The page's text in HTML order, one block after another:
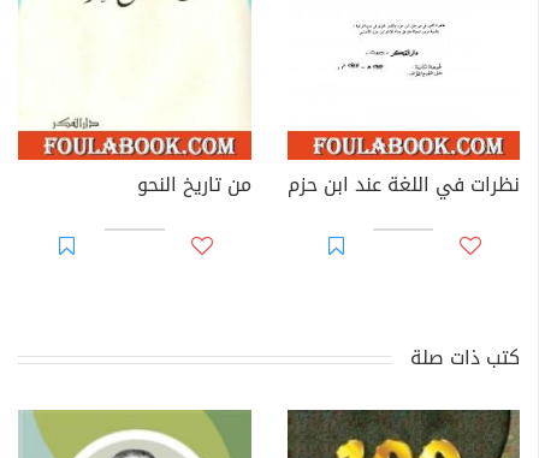
نظرات في اللغة عند ابن حزم من تاريخ النحو
كتب ذات صلة